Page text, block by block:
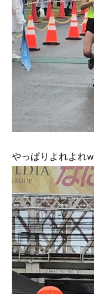
やっぱりよれよれw